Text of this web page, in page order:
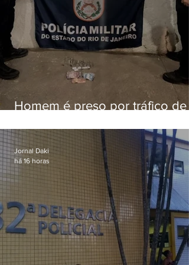
Homem é preso por tráfico de
Jornal Daki
há 16 horas